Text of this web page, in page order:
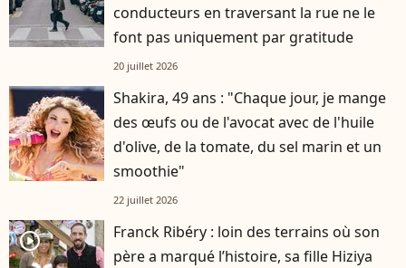
conducteurs en traversant la rue ne le
font pas uniquement par gratitude
20 juillet 2026
Shakira, 49 ans : "Chaque jour, je mange
des œufs ou de l'avocat avec de l'huile
d'olive, de la tomate, du sel marin et un
smoothie"
22 juillet 2026
player2
Franck Ribéry : loin des terrains où son
père a marqué l’histoire, sa fille Hiziya